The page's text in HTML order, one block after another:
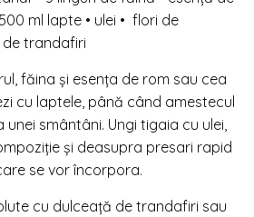
ml lapte • ulei • flori de
trandafiri
făina și esența de rom sau cea
cu laptele, până când amestecul
smântâni. Ungi tigaia cu ulei,
și deasupra presari rapid
se vor încorpora.
cu dulceață de trandafiri sau